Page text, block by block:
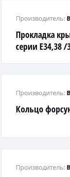
Прокладка
серии E34,38
Производитель:
Кольцо
Производитель:
Производитель: